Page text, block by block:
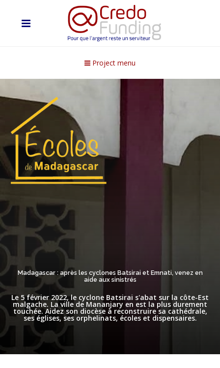
Project menu
Madagascar : après les cyclones Batsirai et Emnati, venez en
aide aux sinistrés
Le 5 février 2022, le cyclone Batsirai s'abat sur la côte-Est
malgache. La ville de Mananjary en est la plus durement
touchée. Aidez son diocèse à reconstruire sa cathédrale,
ses églises, ses orphelinats, écoles et dispensaires.